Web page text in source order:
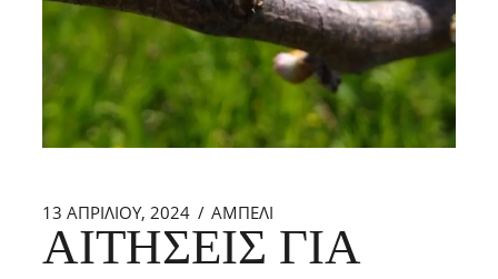
13 ΑΠΡΙΛΊΟΥ, 2024 ΑΜΠΕΛΙ
ΑΙΤΉΣΕΙΣ ΓΙΑ